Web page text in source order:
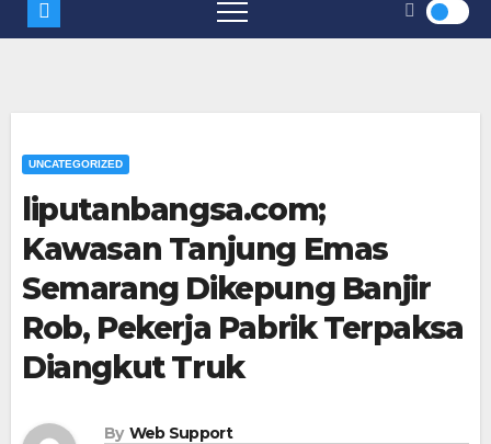
UNCATEGORIZED
liputanbangsa.com;
Kawasan Tanjung Emas
Semarang Dikepung Banjir
Rob, Pekerja Pabrik Terpaksa
Diangkut Truk
By Web Support